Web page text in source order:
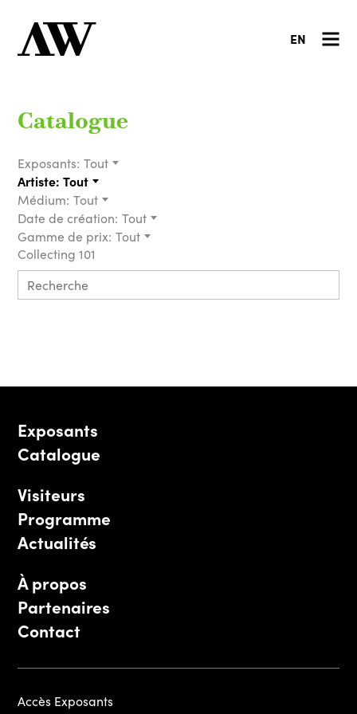
EN
Catalogue
Exposants: Tout
Artiste: Tout
Médium: Tout
Date de création: Tout
Gamme de prix: Tout
Collecting 101
Exposants
Catalogue
Visiteurs
Programme
Actualités
À propos
Partenaires
Contact
Accès Exposants